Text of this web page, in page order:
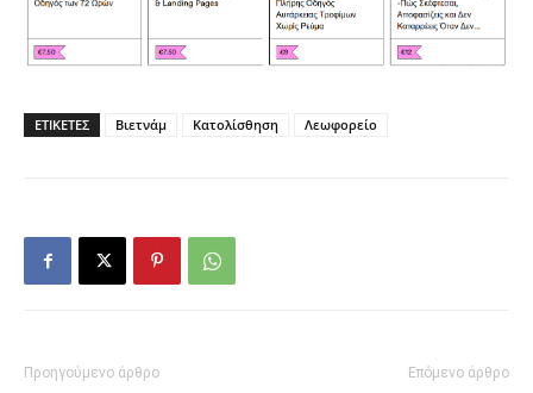
ΕΤΙΚΕΤΕΣ Βιετνάμ Κατολίσθηση Λεωφορείο
Προηγούμενο άρθρο Επόμενο άρθρο